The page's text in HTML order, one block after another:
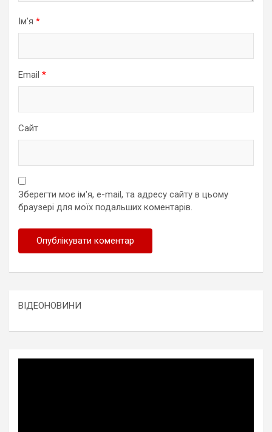
Ім'я *
Email *
Сайт
Зберегти моє ім'я, e-mail, та адресу сайту в цьому
браузері для моїх подальших коментарів.
ВІДЕОНОВИНИ